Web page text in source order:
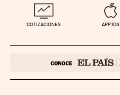
COTIZACIONES APP IOS